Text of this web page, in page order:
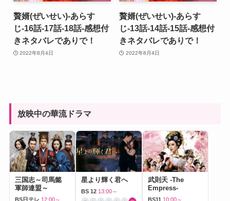
贅婿(ぜいせい)-あらす
じ-16話-17話-18話-感想付
きネタバレでありで！
2022年8月4日
贅婿(ぜいせい)-あらす
じ-13話-14話-15話-感想付
きネタバレでありで！
2022年8月4日
放映中の華流ドラマ
三国志～司馬懿
軍師連盟～
BS日テレ 12:00～
星より輝く君へ
BS 12 13:00～
武則天 -The
Empress-
BS11 10:00～